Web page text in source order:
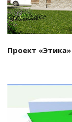
Проект «Этика»